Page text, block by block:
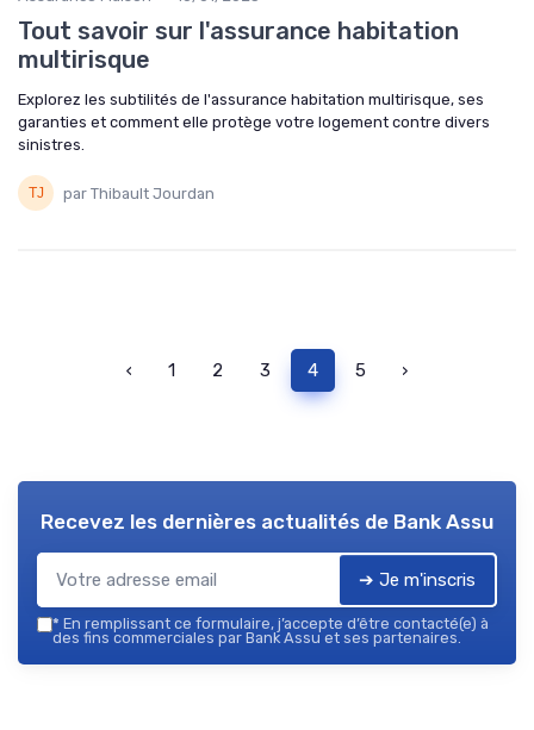
Tout savoir sur l'assurance habitation
multirisque
Explorez les subtilités de l'assurance habitation multirisque, ses
garanties et comment elle protège votre logement contre divers
sinistres.
par Thibault Jourdan
‹ 1 2 3 4 5 ›
Recevez les dernières actualités de Bank Assu
➔ Je m'inscris
* En remplissant ce formulaire, j’accepte d’être contacté(e) à
des fins commerciales par Bank Assu et ses partenaires.